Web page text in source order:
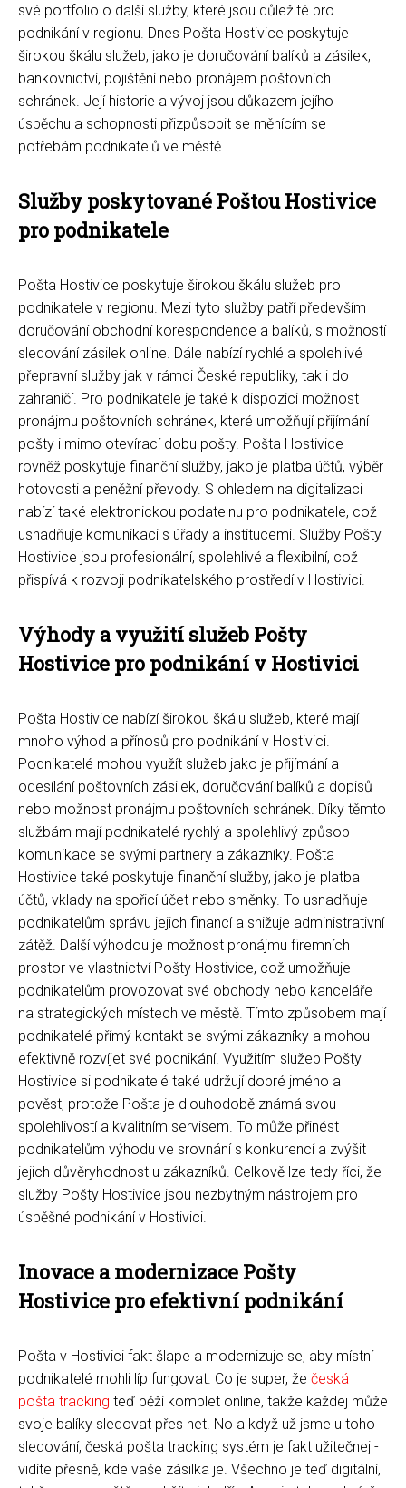
své portfolio o další služby, které jsou důležité pro
podnikání v regionu. Dnes Pošta Hostivice poskytuje
širokou škálu služeb, jako je doručování balíků a zásilek,
bankovnictví, pojištění nebo pronájem poštovních
schránek. Její historie a vývoj jsou důkazem jejího
úspěchu a schopnosti přizpůsobit se měnícím se
potřebám podnikatelů ve městě.
Služby poskytované Poštou Hostivice
pro podnikatele
Pošta Hostivice poskytuje širokou škálu služeb pro
podnikatele v regionu. Mezi tyto služby patří především
doručování obchodní korespondence a balíků, s možností
sledování zásilek online. Dále nabízí rychlé a spolehlivé
přepravní služby jak v rámci České republiky, tak i do
zahraničí. Pro podnikatele je také k dispozici možnost
pronájmu poštovních schránek, které umožňují přijímání
pošty i mimo otevírací dobu pošty. Pošta Hostivice
rovněž poskytuje finanční služby, jako je platba účtů, výběr
hotovosti a peněžní převody. S ohledem na digitalizaci
nabízí také elektronickou podatelnu pro podnikatele, což
usnadňuje komunikaci s úřady a institucemi. Služby Pošty
Hostivice jsou profesionální, spolehlivé a flexibilní, což
přispívá k rozvoji podnikatelského prostředí v Hostivici.
Výhody a využití služeb Pošty
Hostivice pro podnikání v Hostivici
Pošta Hostivice nabízí širokou škálu služeb, které mají
mnoho výhod a přínosů pro podnikání v Hostivici.
Podnikatelé mohou využít služeb jako je přijímání a
odesílání poštovních zásilek, doručování balíků a dopisů
nebo možnost pronájmu poštovních schránek. Díky těmto
službám mají podnikatelé rychlý a spolehlivý způsob
komunikace se svými partnery a zákazníky. Pošta
Hostivice také poskytuje finanční služby, jako je platba
účtů, vklady na spořicí účet nebo směnky. To usnadňuje
podnikatelům správu jejich financí a snižuje administrativní
zátěž. Další výhodou je možnost pronájmu firemních
prostor ve vlastnictví Pošty Hostivice, což umožňuje
podnikatelům provozovat své obchody nebo kanceláře
na strategických místech ve městě. Tímto způsobem mají
podnikatelé přímý kontakt se svými zákazníky a mohou
efektivně rozvíjet své podnikání. Využitím služeb Pošty
Hostivice si podnikatelé také udržují dobré jméno a
pověst, protože Pošta je dlouhodobě známá svou
spolehlivostí a kvalitním servisem. To může přinést
podnikatelům výhodu ve srovnání s konkurencí a zvýšit
jejich důvěryhodnost u zákazníků. Celkově lze tedy říci, že
služby Pošty Hostivice jsou nezbytným nástrojem pro
úspěšné podnikání v Hostivici.
Inovace a modernizace Pošty
Hostivice pro efektivní podnikání
Pošta v Hostivici fakt šlape a modernizuje se, aby místní
podnikatelé mohli líp fungovat. Co je super, že česká
pošta tracking teď běží komplet online, takže každej může
svoje balíky sledovat přes net. No a když už jsme u toho
sledování, česká pošta tracking systém je fakt užitečnej -
vidíte přesně, kde vaše zásilka je. Všechno je teď digitální,